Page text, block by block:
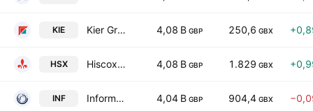
KIE Kier Group plc 4,08 B GBP 250,6 GBX
HSX Hiscox Ltd 4,08 B GBP 1.829 GBX
INF Informa Plc 4,04 B GBP 904,4 GBX